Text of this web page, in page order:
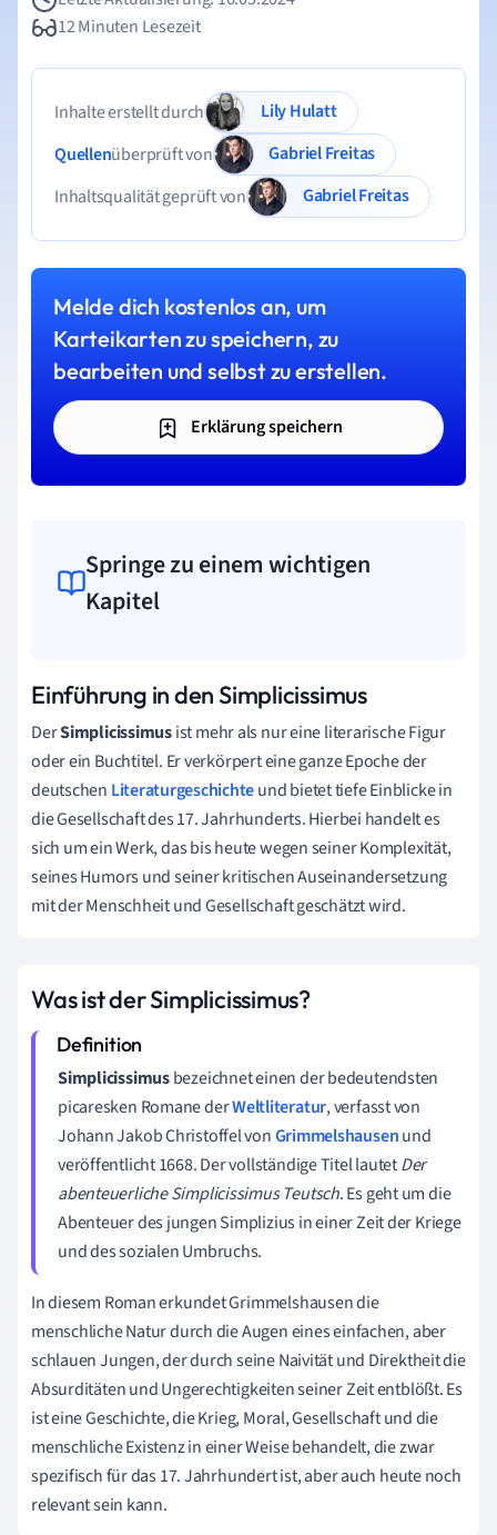
12 Minuten Lesezeit
Inhalte erstellt durch
Lily Hulatt
Quellenüberprüft von
Gabriel Freitas
Inhaltsqualität geprüft von
Gabriel Freitas
Melde dich kostenlos an, um
Karteikarten zu speichern, zu
bearbeiten und selbst zu erstellen.
Erklärung speichern
Springe zu einem wichtigen
Kapitel
Einführung in den Simplicissimus
DerSimplicissimusist mehr als nur eine literarische Figur
oder ein Buchtitel. Er verkörpert eine ganze Epoche der
deutschen Literaturgeschichteund bietet tiefe Einblicke in
die Gesellschaft des 17. Jahrhunderts. Hierbei handelt es
sich um ein Werk, das bis heute wegen seiner Komplexität,
seines Humors und seiner kritischen Auseinandersetzung
mit der Menschheit und Gesellschaft geschätzt wird.
Was ist der Simplicissimus?
Simplicissimusbezeichnet einen der bedeutendsten
picaresken Romane derWeltliteratur, verfasst von
Johann Jakob Christoffel vonGrimmelshausenund
veröffentlicht 1668. Der vollständige Titel lautetDer
abenteuerliche Simplicissimus Teutsch. Es geht um die
Abenteuer des jungen Simplizius in einer Zeit der Kriege
und des sozialen Umbruchs.
In diesem Roman erkundet Grimmelshausen die
menschliche Natur durch die Augen eines einfachen, aber
schlauen Jungen, der durch seine Naivität und Direktheit die
Absurditäten und Ungerechtigkeiten seiner Zeit entblößt. Es
ist eine Geschichte, die Krieg, Moral, Gesellschaft und die
menschliche Existenz in einer Weise behandelt, die zwar
spezifisch für das 17. Jahrhundert ist, aber auch heute noch
relevant sein kann.